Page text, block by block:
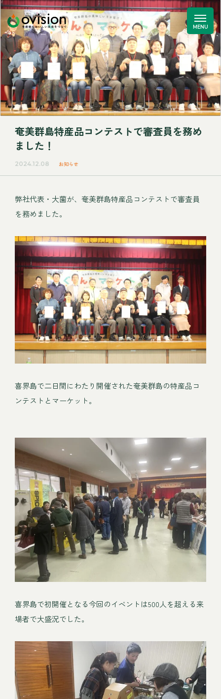
奄美群島特産品コンテストで審査員を務め
ました！
2024.12.08 お知らせ
弊社代表・大薗が、奄美群島特産品コンテストで審査員
を務めました。
喜界島で二日間にわたり開催された奄美群島の特産品コ
ンテストとマーケット。
喜界島で初開催となる今回のイベントは500人を超える来
場者で大盛況でした。